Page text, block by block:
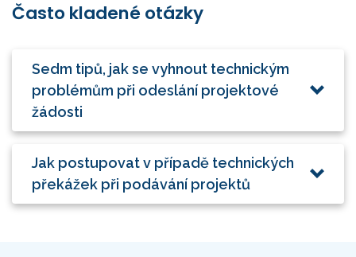
Často kladené otázky
Sedm tipů, jak se vyhnout technickým
problémům při odeslání projektové
žádosti
Jak postupovat v případě technických
překážek při podávání projektů